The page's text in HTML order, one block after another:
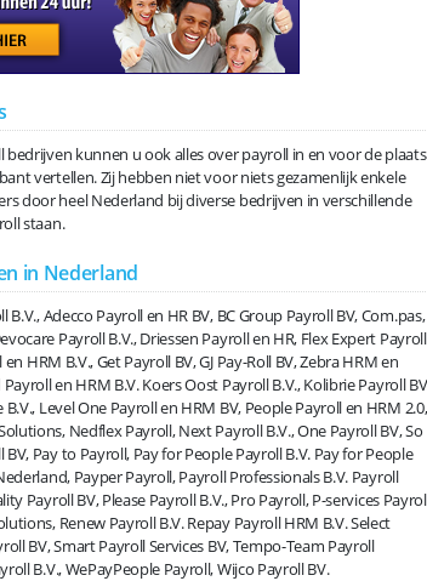
bedrijven kunnen u ook alles over payroll in en voor de plaats
vertellen. Zij hebben niet voor niets gezamenlijk enkele
door heel Nederland bij diverse bedrijven in verschillende
staan.
in Nederland
Adecco Payroll en HR BV, BC Group Payroll BV, Com.pas,
Payroll B.V., Driessen Payroll en HR, Flex Expert Payroll
HRM B.V., Get Payroll BV, GJ Pay-Roll BV, Zebra HRM en
en HRM B.V. Koers Oost Payroll B.V., Kolibrie Payroll
B.V., Level One Payroll en HRM BV, People Payroll en HRM 2.0,
Nedflex Payroll, Next Payroll B.V., One Payroll BV, So
Pay to Payroll, Pay for People Payroll B.V. Pay for People
Payper Payroll, Payroll Professionals B.V. Payroll
Payroll BV, Please Payroll B.V., Pro Payroll, P-services
Renew Payroll B.V. Repay Payroll HRM B.V. Select
BV, Smart Payroll Services BV, Tempo-Team Payroll
B.V., WePayPeople Payroll, Wijco Payroll BV.